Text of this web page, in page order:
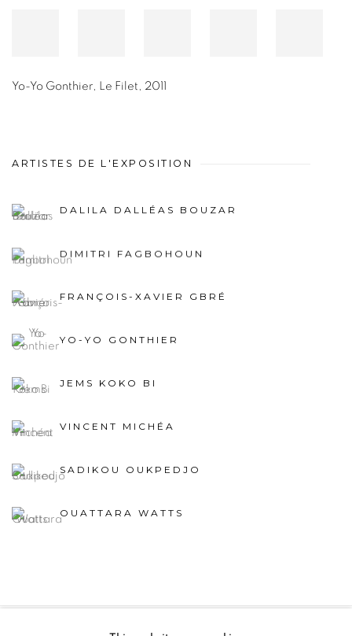
Yo-Yo Gonthier Le Filet 2011
ARTISTES DE L'EXPOSITION
DALILA DALLÉAS BOUZAR
DIMITRI FAGBOHOUN
FRANÇOIS-XAVIER GBRÉ
YO-YO GONTHIER
JEMS KOKO BI
VINCENT MICHÉA
SADIKOU OUKPEDJO
OUATTARA WATTS